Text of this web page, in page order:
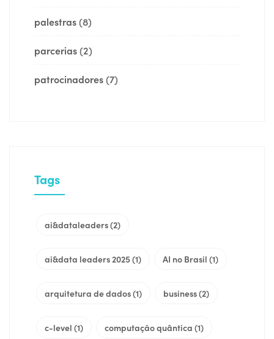
palestras(8)
parcerias(2)
patrocinadores(7)
Tags
ai&dataleaders(2)
ai&data leaders 2025(1) AI no Brasil (1)
arquitetura de dados(1) business(2)
c-level (1) computação quântica (1)